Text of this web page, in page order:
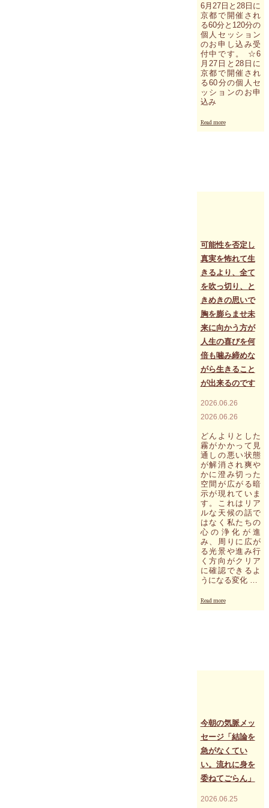
辿
り
着
い
た
途
端
に
ゴ
6月27日と28日に
京都で開催され
る60分と120分の
個人セッション
のお申し込み受
付中です。 ☆6
月27日と28日に
京都で開催され
る60分の個人セ
ッションのお申
込み
Read more
に
催
れ
る
60
の
個
人
セ
ッ
シ
ン、
残
3
枠"
可能性を否定し
真実を怖れて生
きるより、全て
を吹っ切り、と
きめきの思いで
胸を膨らませ未
来に向かう方が
人生の喜びを何
倍も噛み締めな
がら生きること
が出来るのです
2026.06.26
2026.06.26
どんよりとした
霧がかかって見
通しの悪い状態
が解消され爽や
かに澄み切った
空間が広がる暗
示が現れていま
す。これはリア
ルな天候の話で
はなく私たちの
心の浄化が進
み、周りに広が
る光景や進み行
く方向がクリア
に確認できるよ
うになる変化 …
Read more
真
て
き
る
よ
全
を
今朝の気脈メッ
セージ「結論を
急がなくてい
い。流れに身を
委ねてごらん」
2026.06.25